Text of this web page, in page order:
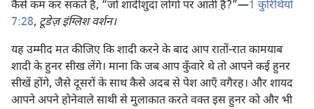
कैसे कम कर सकते हैं, “जो शादीशुदा लोगों पर आती हैं?”—1 कुरिंथियों
7:28, टूडेज़ इंग्लिश वर्शन।
यह उम्मीद मत कीजिए कि शादी करने के बाद आप रातों-रात कामयाब
शादी के हुनर सीख लेंगे। माना कि जब आप कुँवारे थे तो आपने कई हुनर
सीखें होंगे, जैसे दूसरों के साथ कैसे अदब से पेश आएँ वगैरह। और शायद
आपने अपने होनेवाले साथी से मुलाकात करते वक्‍त इस हुनर को और भी